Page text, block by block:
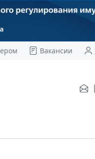
Вакансии